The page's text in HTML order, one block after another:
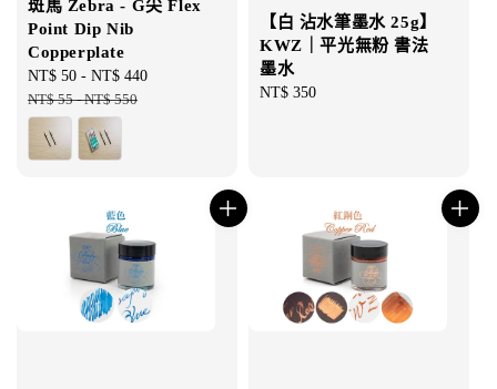
斑馬 Zebra - G尖 Flex
Point Dip Nib
Copperplate
Sale
price
NT$ 50 - NT$ 440
NT$ 55-NT$ 550
【白 沾水筆墨水 25g】
KWZ｜平光無粉 書法
墨水
Regular
NT$ 350